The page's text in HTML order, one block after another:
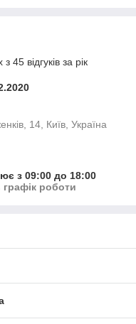
45 відгуків за рік
14, Київ, Україна
з 09:00 до 18:00
роботи